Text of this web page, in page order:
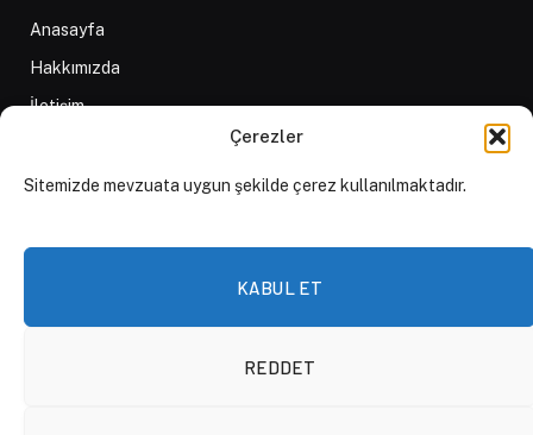
Çerezler
Sitemizde mevzuata uygun şekilde çerez kullanılmaktadır.
KABUL ET
REDDET
Anasayfa
Hakkımızda
İletişim
D84 Yayınları